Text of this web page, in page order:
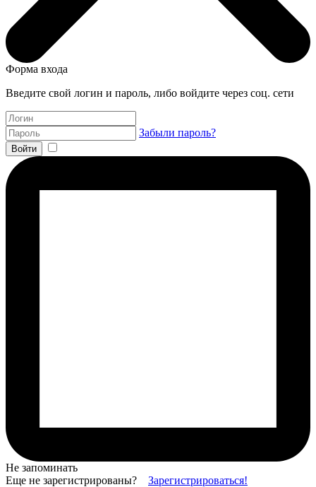
Форма входа
Введите свой логин и пароль, либо войдите через соц. сети
Забыли пароль?
Не запоминать
Еще не зарегистрированы? Зарегистрироваться!